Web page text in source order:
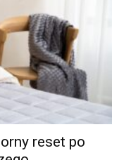
reset po